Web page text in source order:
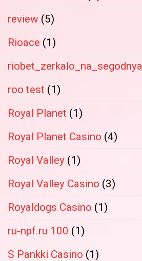
review (5)
Rioace (1)
riobet_zerkalo_na_segodnya
roo test (1)
Royal Planet (1)
Royal Planet Casino (4)
Royal Valley (1)
Royal Valley Casino (3)
Royaldogs Casino (1)
ru-npf.ru 100 (1)
S Pankki Casino (1)